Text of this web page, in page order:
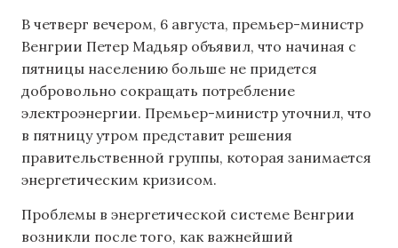
В четверг вечером, 6 августа, премьер-министр
Венгрии Петер Мадьяр объявил, что начиная с
пятницы населению больше не придется
добровольно сокращать потребление
электроэнергии. Премьер-министр уточнил, что
в пятницу утром представит решения
правительственной группы, которая занимается
энергетическим кризисом.
Проблемы в энергетической системе Венгрии
возникли после того, как важнейший